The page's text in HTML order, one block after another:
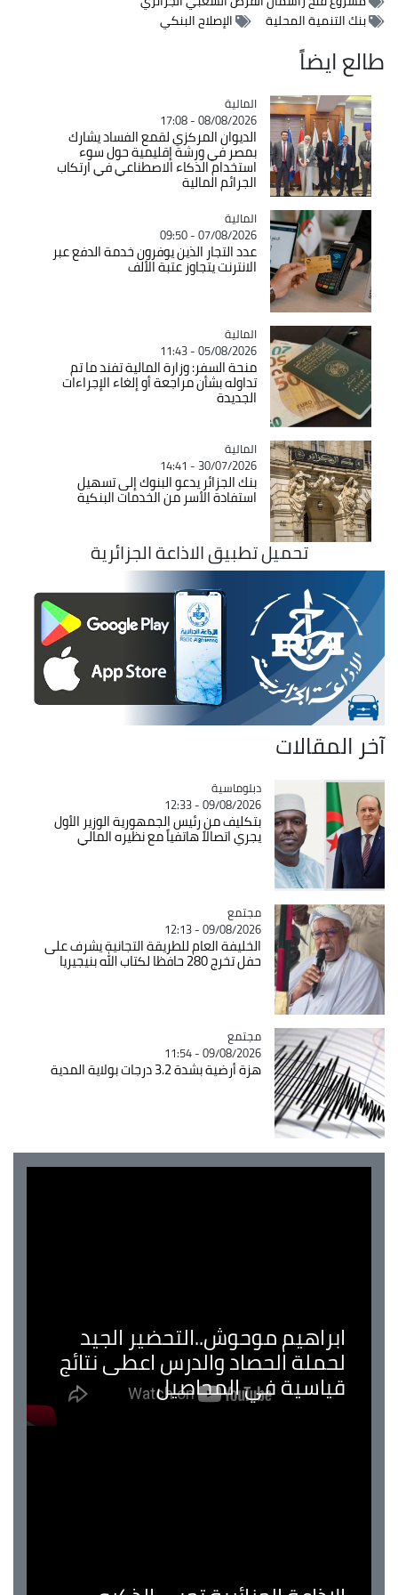
بنك التنمية المحلية
الإصلاح البنكي
طالع ايضاً
Catégorie
المالية
08/08/2026 - 17:08
الديوان المركزي لقمع الفساد يشارك
بمصر في ورشة إقليمية حول سوء
استخدام الذكاء الاصطناعي في ارتكاب
الجرائم المالية
Catégorie
المالية
07/08/2026 - 09:50
عدد التجار الذين يوفرون خدمة الدفع عبر
الانترنت يتجاوز عتبة الألف
Catégorie
المالية
05/08/2026 - 11:43
منحة السفر: وزارة المالية تفند ما تم
تداوله بشأن مراجعة أو إلغاء الإجراءات
الجديدة
Catégorie
المالية
30/07/2026 - 14:41
بنك الجزائر يدعو البنوك إلى تسهيل
استفادة الأسر من الخدمات البنكية
تحميل تطبيق الاذاعة الجزائرية
آخر المقالات
Catégorie
دبلوماسية
09/08/2026 - 12:33
بتكليف من رئيس الجمهورية الوزير الأول
يجري اتصالاً هاتفياً مع نظيره المالي
Catégorie
مجتمع
09/08/2026 - 12:13
الخليفة العام للطريقة التجانية يشرف على
حفل تخرج 280 حافظا لكتاب الله بنيجيريا
Catégorie
مجتمع
09/08/2026 - 11:54
هزة أرضية بشدة 3.2 درجات بولاية المدية
ابراهيم موحوش..التحضير الجيد
لحملة الحصاد والدرس اعطى نتائج
قياسية في المحاصيل